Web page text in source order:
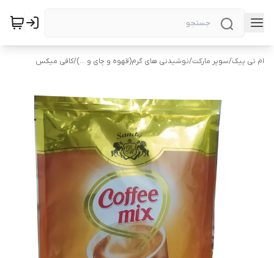
ام تی پیک/سوپر مارکت/نوشیدنی های گرم(قهوه و چای و ...)/کافی میکس